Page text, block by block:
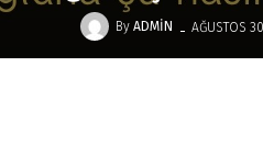
By ADMIN - AĞUSTOS